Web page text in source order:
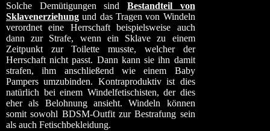
Solche Demütigungen sind Bestandteil von
Sklavenerziehung und das Tragen von Windeln
verordnet eine Herrschaft beispielsweise auch
dann zur Strafe, wenn ein Sklave zu einem
Zeitpunkt zur Toilette musste, welcher der
Herrschaft nicht passt. Dann kann sie ihn damit
strafen, ihm anschließend wie einem Baby
Pampers umzubinden. Kontraproduktiv ist dies
natürlich bei einem Windelfetischisten, der dies
eher als Belohnung ansieht. Windeln können
somit sowohl BDSM-Outfit zur Bestrafung sein
als auch Fetischbekleidung.